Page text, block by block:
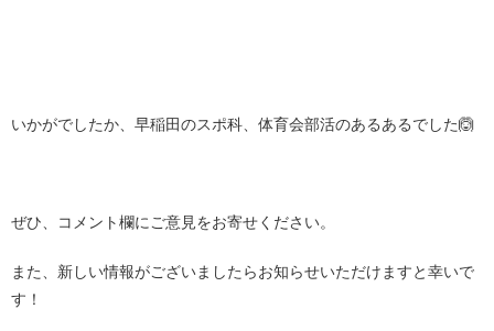
いかがでしたか、早稲田のスポ科、体育会部活のあるあるでした🙆
ぜひ、コメント欄にご意見をお寄せください。
また、新しい情報がございましたらお知らせいただけますと幸いで
す！